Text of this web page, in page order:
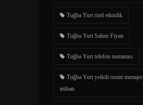
Tuğba Yurt özel etkinlik
Tuğba Yurt Sahne Fiyatı
Tuğba Yurt telefon numarası
Tuğba Yurt yetkili resmi menajer
irtibatı